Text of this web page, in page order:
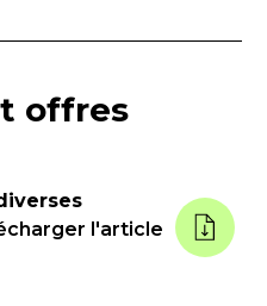
offres
l'article